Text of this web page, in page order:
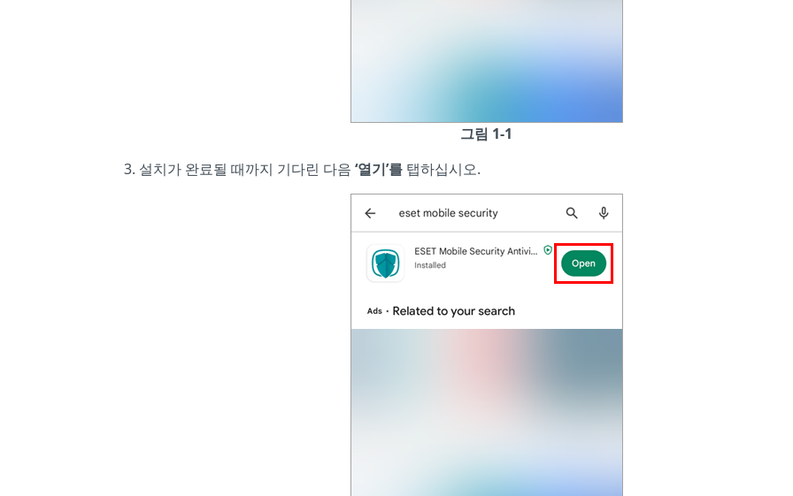
그림 1-1
설치가 완료될 때까지 기다린 다음 ‘열기’를 탭하십시오.